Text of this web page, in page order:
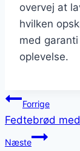
overvej at
hvilken
med
oplevelse.
Forrige
Fedtebrød
Næste